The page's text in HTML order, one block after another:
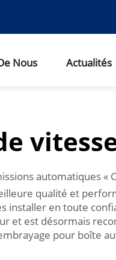
Nous Actualités
automatiques «
qualité et
installer en toute
et est désormais
pour boîte